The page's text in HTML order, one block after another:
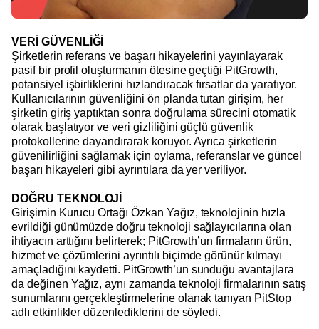
VERİ GÜVENLİĞİ
Şirketlerin referans ve başarı hikayelerini yayınlayarak
pasif bir profil oluşturmanın ötesine geçtiği PitGrowth,
potansiyel işbirliklerini hızlandıracak fırsatlar da yaratıyor.
Kullanıcılarının güvenliğini ön planda tutan girişim, her
şirketin giriş yaptıktan sonra doğrulama sürecini otomatik
olarak başlatıyor ve veri gizliliğini güçlü güvenlik
protokollerine dayandırarak koruyor. Ayrıca şirketlerin
güvenilirliğini sağlamak için oylama, referanslar ve güncel
başarı hikayeleri gibi ayrıntılara da yer veriliyor.
DOĞRU TEKNOLOJİ
Girişimin Kurucu Ortağı Özkan Yağız, teknolojinin hızla
evrildiği günümüzde doğru teknoloji sağlayıcılarına olan
ihtiyacın arttığını belirterek; PitGrowth’un firmaların ürün,
hizmet ve çözümlerini ayrıntılı biçimde görünür kılmayı
amaçladığını kaydetti. PitGrowth’un sunduğu avantajlara
da değinen Yağız, aynı zamanda teknoloji firmalarının satış
sunumlarını gerçekleştirmelerine olanak tanıyan PitStop
adlı etkinlikler düzenlediklerini de söyledi.